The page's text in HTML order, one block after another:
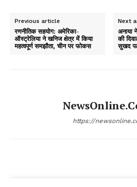
Previous article
रणनीतिक सहयोग: अमेरिका-
ऑस्ट्रेलिया ने खनिज क्षेत्र में किया
महत्वपूर्ण समझौता, चीन पर फोकस
Next
अनाया
की
सुखद
https://